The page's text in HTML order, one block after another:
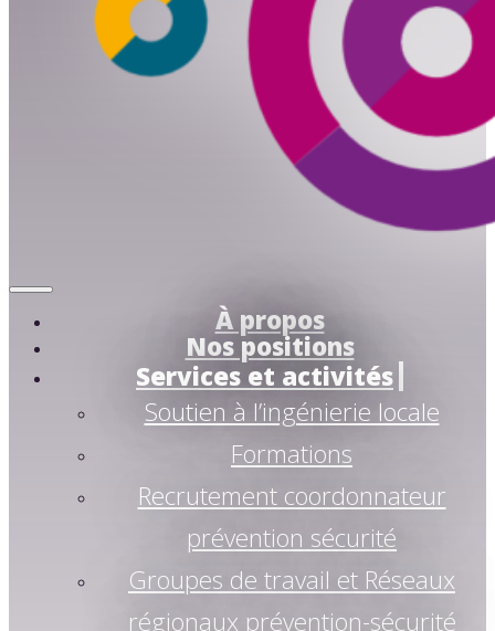
À propos
Nos positions
Services et activités
Soutien à l’ingénierie locale
Formations
Recrutement coordonnateur
prévention sécurité
Groupes de travail et Réseaux
régionaux prévention-sécurité